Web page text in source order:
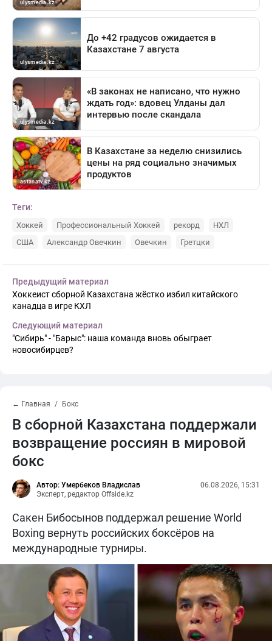
Теги:
Хоккей Профессиональный Хоккей рекорд
НХЛ
США
Александр Овечкин Овечкин Гретцки
Предыдущий материал
Хоккеист сборной Казахстана жёстко избил китайского
канадца в игре КХЛ
Следующий материал
"Сибирь" - "Барыс": наша команда вновь обыграет
новосибирцев?
← Главная Бокс
В сборной Казахстана поддержали
возвращение россиян в мировой
бокс
Автор: Умербеков Владислав
Эксперт, редактор Offside.kz
06.08.2026, 15:31
Сакен Бибосынов поддержал решение World
Boxing вернуть российских боксёров на
международные турниры.